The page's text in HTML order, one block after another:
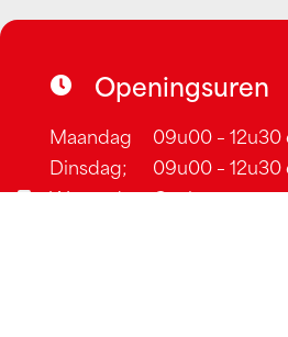
Openingsuren
Maandag
09u00 – 12u30
Dinsdag;
09u00 – 12u30
Woensdag Gesloten